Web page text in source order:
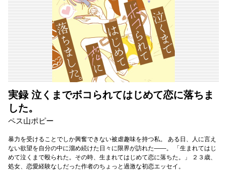
実録 泣くまでボコられてはじめて恋に落ちま
した。
ペス山ポピー
暴力を受けることでしか興奮できない被虐趣味を持つ私。 ある日、人に言え
ない欲望を自分の中に溜め続けた日々に限界が訪れた――。 「生まれてはじ
めて泣くまで殴られた。その時、生まれてはじめて恋に落ちた。」 ２３歳、
処女、恋愛経験なしだった作者のちょっと過激な初恋エッセイ。